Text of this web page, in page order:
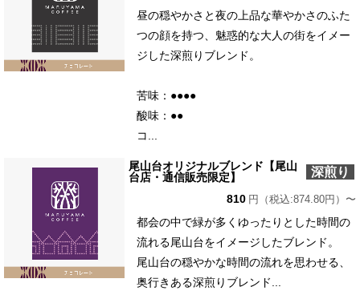
昼の穏やかさと夜の上品な華やかさのふた
つの顔を持つ、魅惑的な大人の街をイメー
ジした深煎りブレンド。
苦味：●●●●
酸味：●●
コ...
尾山台オリジナルブレンド【尾山
台店・通信販売限定】
深煎り
810 円（税込:874.80円）〜
都会の中で緑が多くゆったりとした時間の
流れる尾山台をイメージしたブレンド。
尾山台の穏やかな時間の流れを思わせる、
奥行きある深煎りブレンド...